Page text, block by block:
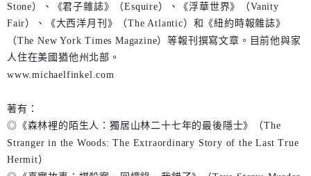
Stone）、《君子雜誌》（Esquire）、《浮華世界》（Vanity
Fair）、《大西洋月刊》（The Atlantic）和《紐約時報雜誌》
（The New York Times Magazine）等報刊撰寫文章。目前他與家
人住在美國猶他州北部。
www.michaelfinkel.com
著有：
◎《森林裡的陌生人：獨居山林二十七年的最後隱士》（The
Stranger in the Woods: The Extraordinary Story of the Last True
Hermit）